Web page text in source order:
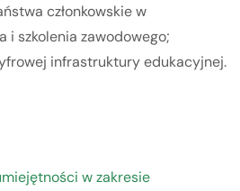
członkowskie w
i szkolenia zawodowego;
infrastruktury edukacyjnej.
w zakresie